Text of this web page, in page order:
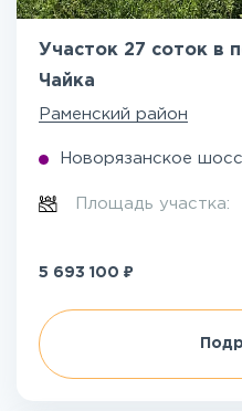
Участок 27 соток в
Чайка
Раменский район
Новорязанское
Площадь участка:
5 693 100 ₽